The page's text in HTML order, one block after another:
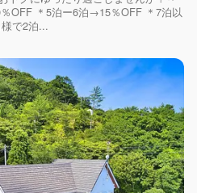
OFF ＊5泊ー6泊→15％OFF ＊7泊以
で2泊...